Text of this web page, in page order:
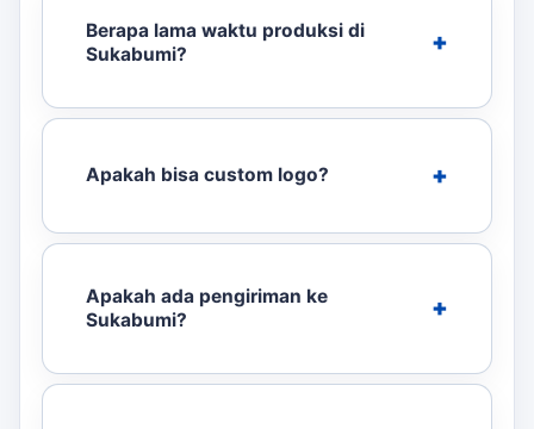
Berapa lama waktu produksi di
Sukabumi?
Apakah bisa custom logo?
Apakah ada pengiriman ke
Sukabumi?